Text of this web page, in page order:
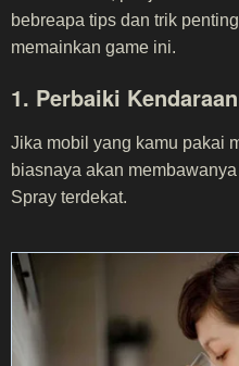
bebreapa tips dan trik
memainkan game ini.
1. Perbaiki
Jika mobil yang kamu pakai
biasnaya akan
Spray terdekat.